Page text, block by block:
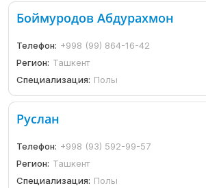
Боймуродов Абдурахмон
Телефон: +998 (99) 864-16-42
Регион: Ташкент
Специализация: Полы
Руслан
Телефон: +998 (93) 592-99-57
Регион: Ташкент
Специализация: Полы